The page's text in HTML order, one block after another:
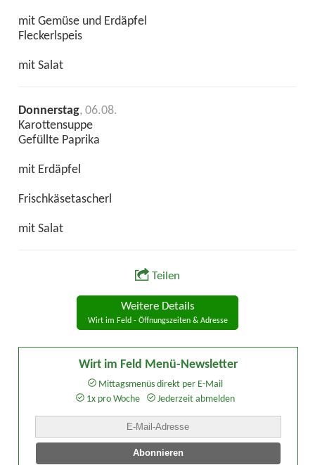
mit Gemüse und Erdäpfel
Fleckerlspeis
mit Salat
Donnerstag, 06.08.
Karottensuppe
Gefüllte Paprika
mit Erdäpfel
Frischkäsetascherl
mit Salat
Teilen
Weitere Details
Wirt im Feld - Öffnungszeiten & Adresse
Wirt im Feld Menü-Newsletter
Mittagsmenüs direkt per E-Mail
1x pro Woche
Jederzeit abmelden